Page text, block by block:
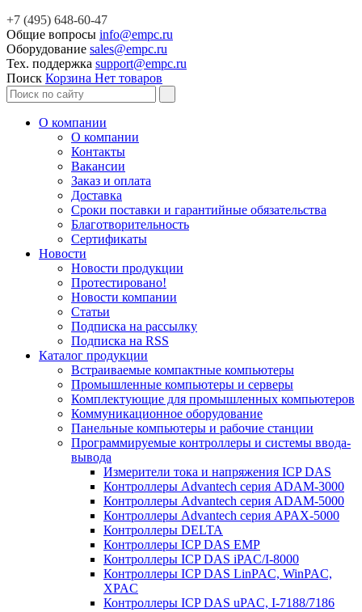
+7 (495) 648-60-47
Общие вопросы info@empc.ru
Оборудование sales@empc.ru
Тех. поддержка support@empc.ru
Поиск Корзина Нет товаров
О компании
О компании
Контакты
Вакансии
Заказ и оплата
Доставка
Сроки поставки и гарантийные обязательства
Благотворительность
Сертификаты
Новости
Новости продукции
Протестировано!
Новости компании
Статьи
Подписка на рассылку
Подписка на RSS
Каталог продукции
Встраиваемые компактные компьютеры
Промышленные компьютеры и серверы
Комплектующие для промышленных компьютеров
Коммуникационное оборудование
Панельные компьютеры и рабочие станции
Программируемые контроллеры и системы ввода-
вывода
Измерители тока и напряжения ICP DAS
Контроллеры Advantech серия ADAM-3000
Контроллеры Advantech серия ADAM-5000
Контроллеры Advantech серия APAX-5000
Контроллеры DELTA
Контроллеры ICP DAS EMP
Контроллеры ICP DAS iPAC/I-8000
Контроллеры ICP DAS LinPAC, WinPAC,
XPAC
Контроллеры ICP DAS uPAC, I-7188/7186